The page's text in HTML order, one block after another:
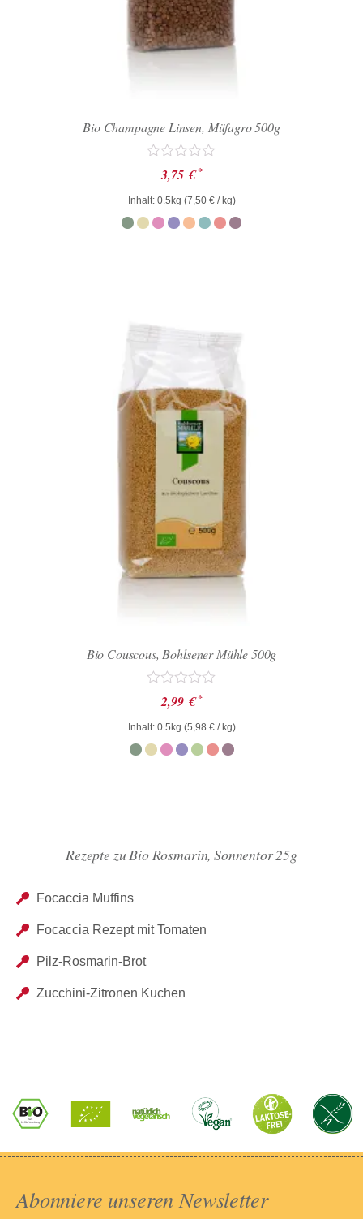
Bio Champagne Linsen, Müfagro 500g
Bewertet
mit
0
von
5
3,75 € *
Inhalt: 0.5kg (7,50 €/ kg)
Bio Couscous, Bohlsener Mühle 500g
Bewertet
mit
0
von
5
2,99 € *
Inhalt: 0.5kg (5,98 €/ kg)
Rezepte zu Bio Rosmarin, Sonnentor 25g
Focaccia Muffins
Focaccia Rezept mit Tomaten
Pilz-Rosmarin-Brot
Zucchini-Zitronen Kuchen
Abonniere unseren Newsletter​